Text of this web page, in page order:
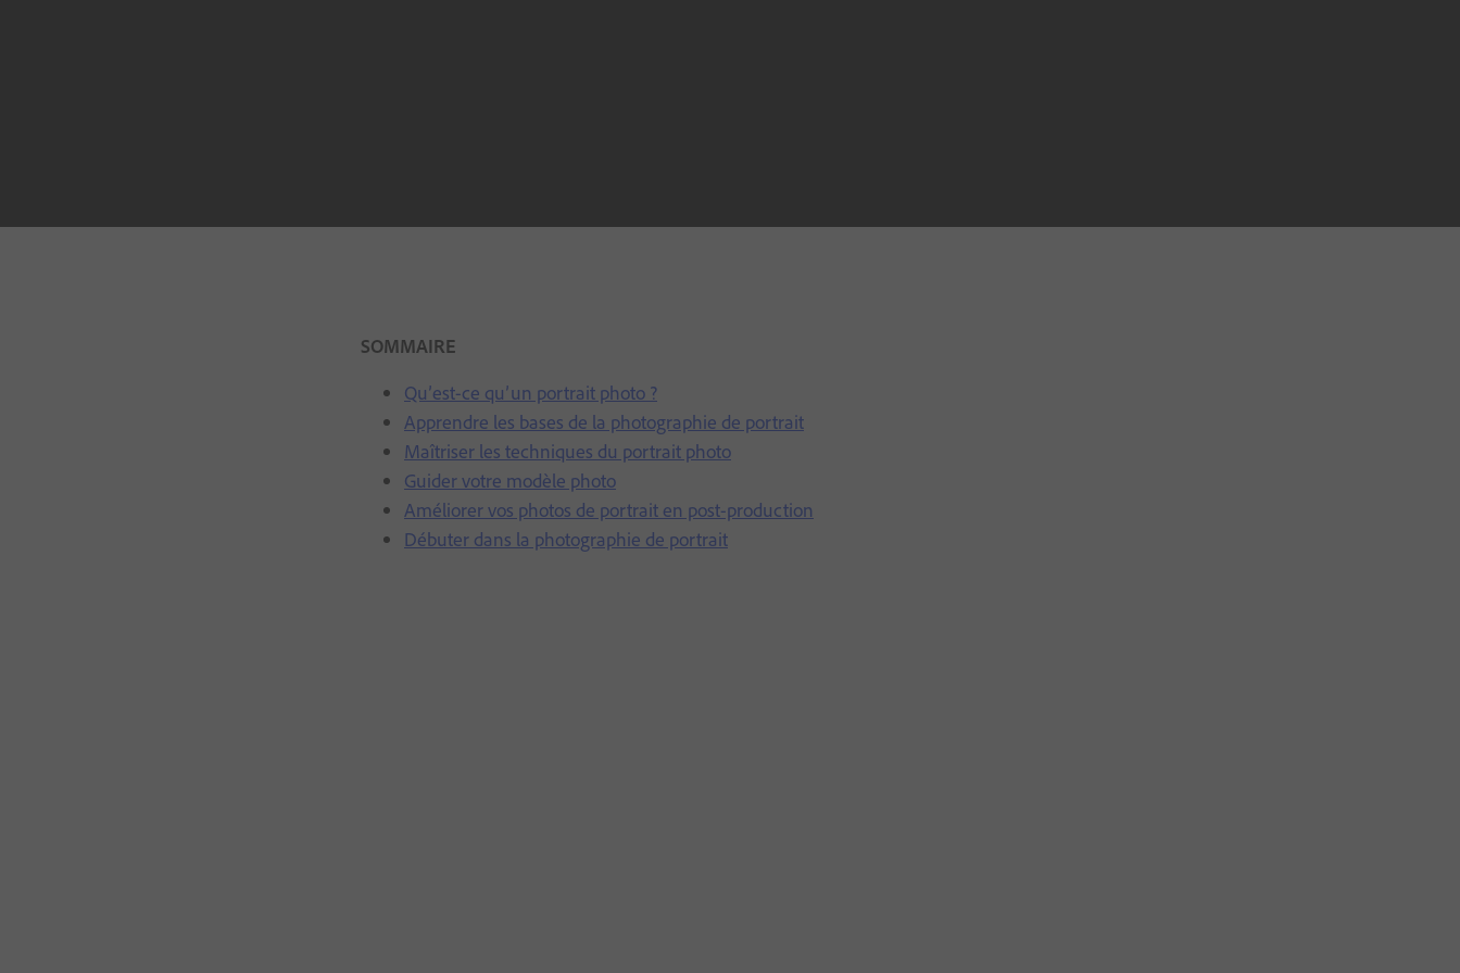
SOMMAIRE
Qu’est-ce qu’un portrait photo ?
Apprendre les bases de la photographie de portrait
Maîtriser les techniques du portrait photo
Guider votre modèle photo
Améliorer vos photos de portrait en post-production
Débuter dans la photographie de portrait